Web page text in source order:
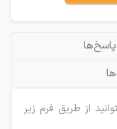
از طریق فرم زیر